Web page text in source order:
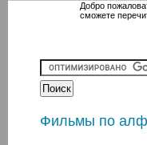
Добро
сможете
Фильмы по